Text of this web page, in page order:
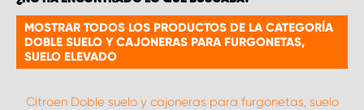
MOSTRAR TODOS LOS PRODUCTOS DE LA CATEGORÍA
DOBLE SUELO Y CAJONERAS PARA FURGONETAS,
SUELO ELEVADO
Citroen Doble suelo y cajoneras para furgonetas, suelo